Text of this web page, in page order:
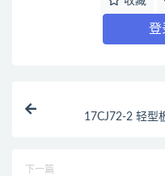
登
17CJ72-2 轻型
下一篇